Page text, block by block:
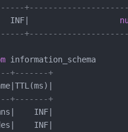
INF|
information_schema
+-------+
+-------+
INF|
INF|